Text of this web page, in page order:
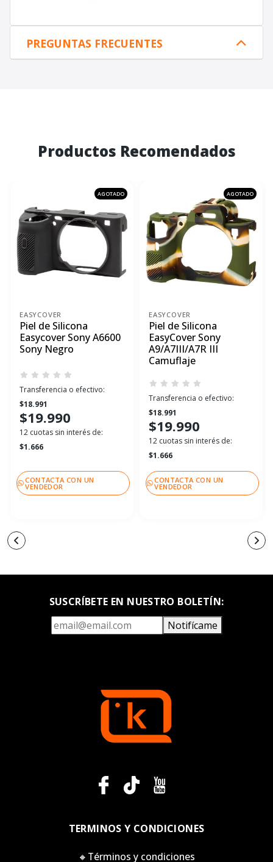
PREGUNTAS FRECUENTES
Productos Recomendados
AGOTADO
EASYCOVER
Piel de Silicona
Easycover Sony A6600
Sony Negro
Transferencia o efectivo:
$18.991
$19.990
12 cuotas sin interés de:
$1.666
CONTACTA CON UN
VENDEDOR
AGOTADO
EASYCOVER
Piel de Silicona
EasyCover Sony
A9/A7III/A7R III
Camuflaje
Transferencia o efectivo:
$18.991
$19.990
12 cuotas sin interés de:
$1.666
CONTACTA CON UN
VENDEDOR
SUSCRÍBETE EN NUESTRO BOLETÍN:
Notifícame
TERMINOS Y CONDICIONES
🔸Términos y condiciones